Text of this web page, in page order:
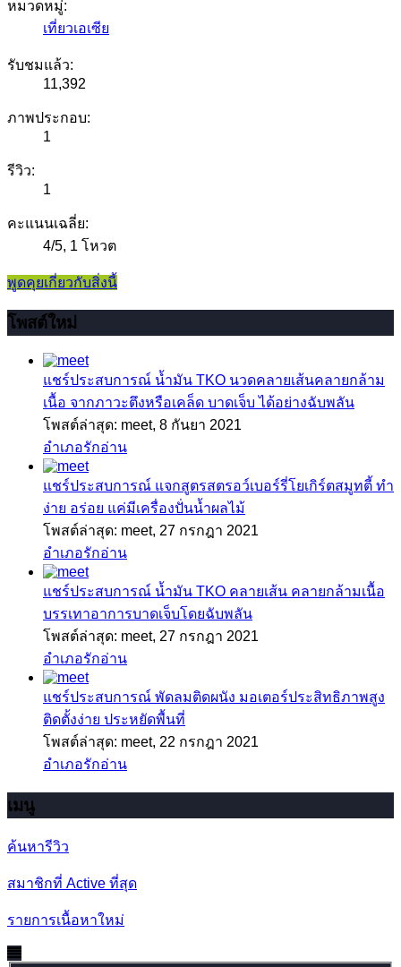
หมวดหมู่:
เที่ยวเอเซีย
รับชมแล้ว:
11,392
ภาพประกอบ:
1
รีวิว:
1
คะแนนเฉลี่ย:
4/5, 1 โหวต
พูดคุยเกี่ยวกับสิ่งนี้
โพสต์ใหม่
แชร์ประสบการณ์ น้ำมัน TKO นวดคลายเส้นคลายกล้าม
เนื้อ จากภาวะตึงหรือเคล็ด บาดเจ็บ ได้อย่างฉับพลัน
โพสต์ล่าสุด: meet, 8 กันยา 2021
อำเภอรักอ่าน
แชร์ประสบการณ์ แจกสูตรสตรอว์เบอร์รี่โยเกิร์ตสมูทตี้ ทำ
ง่าย อร่อย แค่มีเครื่องปั่นน้ำผลไม้
โพสต์ล่าสุด: meet, 27 กรกฎา 2021
อำเภอรักอ่าน
แชร์ประสบการณ์ น้ำมัน TKO คลายเส้น คลายกล้ามเนื้อ
บรรเทาอาการบาดเจ็บโดยฉับพลัน
โพสต์ล่าสุด: meet, 27 กรกฎา 2021
อำเภอรักอ่าน
แชร์ประสบการณ์ พัดลมติดผนัง มอเตอร์ประสิทธิภาพสูง
ติดตั้งง่าย ประหยัดพื้นที่
โพสต์ล่าสุด: meet, 22 กรกฎา 2021
อำเภอรักอ่าน
เมนู
ค้นหารีวิว
สมาชิกที่ Active ที่สุด
รายการเนื้อหาใหม่